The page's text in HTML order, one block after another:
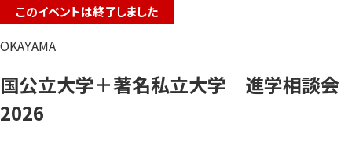
このイベントは終了しました
OKAYAMA
国公立大学＋著名私立大学 進学相談会
2026